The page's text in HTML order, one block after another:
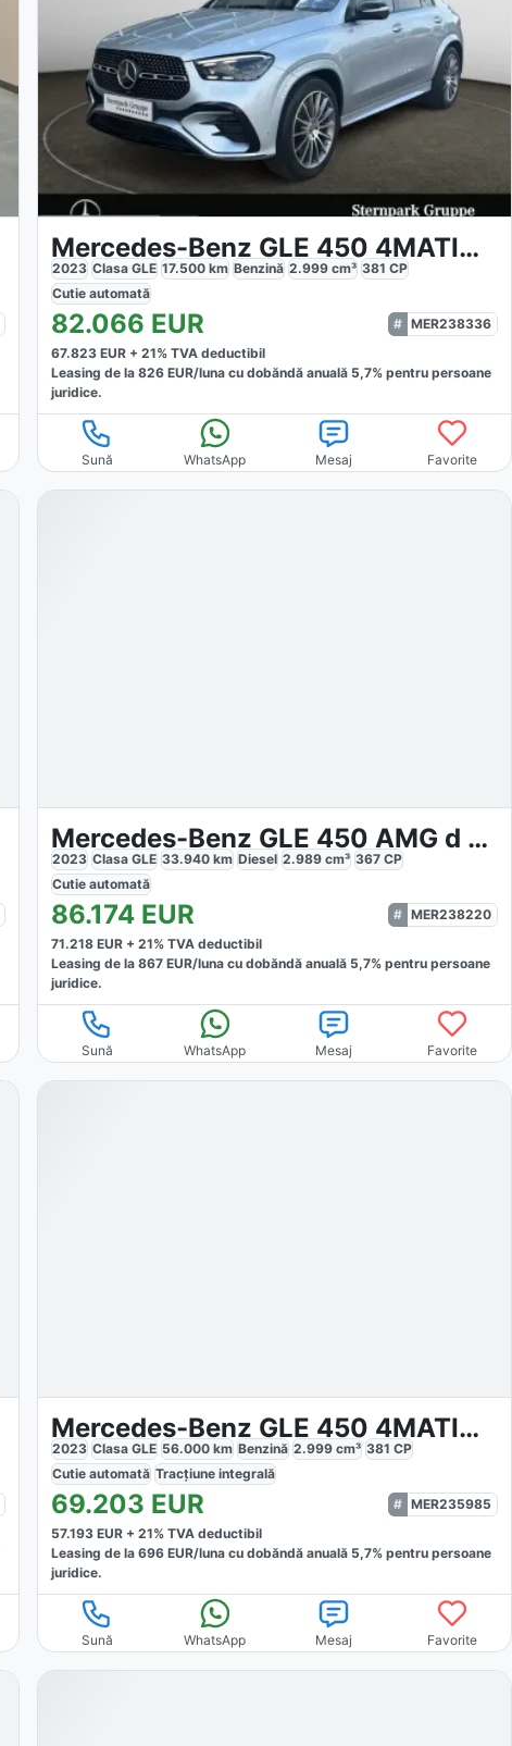
Mercedes-Benz GLE 450 4MATIC AMG Line E-ACTIVE Body Control
2023 Clasa GLE 17.500km Benzină 2.999cm³ 381 CP
Cutie automată
82.066 EUR
MER238336
67.823EUR + 21% TVA deductibil
Leasing de la 826EUR/lunacu dobăndă anuală 5,7% pentru persoane
juridice.
Sună WhatsApp Mesaj Favorite
Mercedes-Benz GLE 450 AMG d 4MATIC
2023 Clasa GLE 33.940km Diesel 2.989cm³ 367CP
Cutie automată
86.174EUR
MER238220
71.218EUR + 21% TVA deductibil
Leasing de la 867EUR/lunacu dobăndă anuală 5,7% pentru persoane
juridice.
Sună WhatsApp Mesaj Favorite
Mercedes-Benz GLE 450 4MATIC AIRMATIC
2023 Clasa GLE 56.000km Benzină 2.999cm³ 381 CP
Cutie automată Tracțiune integrală
69.203 EUR
MER235985
57.193EUR + 21% TVA deductibil
Leasing de la 696EUR/lunacu dobăndă anuală 5,7% pentru persoane
juridice.
Sună WhatsApp Mesaj Favorite